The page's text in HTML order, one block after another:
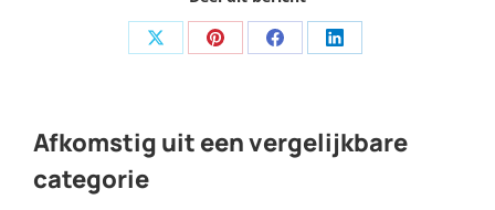
Share Share Share Share
Afkomstig uit een vergelijkbare
categorie